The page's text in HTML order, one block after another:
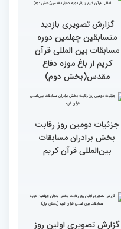
گزارش تصویری دومین روز
رقابت بخش برادران
چهلمین دوره مسابقات
بین‌المللی قرآن کریم(بخش
اول)
گزارش تصویری بازدید
متسابقین چهلمین دوره
مقدس(بخش دوم)